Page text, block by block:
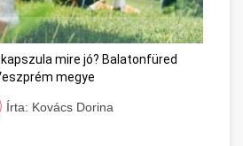
mire jó? Balatonfüred
megye
Írta: Kovács Dorina